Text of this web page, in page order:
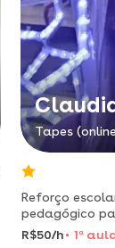
Tapes
Reforço
pedagógico
professora cláudia marque seu
desperta
R$50/h 1 a